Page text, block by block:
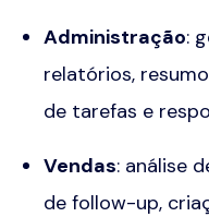
Administração:
relatórios,
de tarefas e
Vendas: análise
de follow-up,